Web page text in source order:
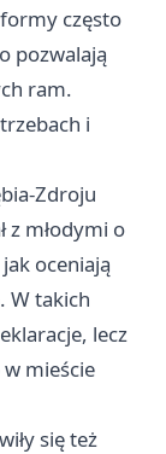
często
pozwalają
ram.
i
Zdroju
z młodymi o
oceniają
W takich
lecz
mieście
się też